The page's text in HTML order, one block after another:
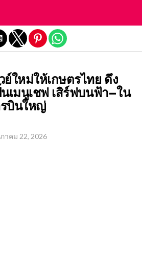
ใหม่ให้เกษตรไทย ดึง
เมนูเชฟ เสิร์ฟบนฟ้า–ใน
รบินใหญ่
าคม 22, 2026